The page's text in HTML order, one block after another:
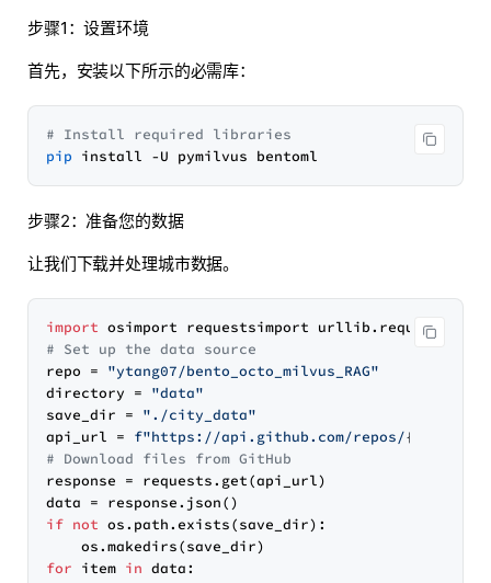
步骤1：设置环境
首先，安装以下所示的必需库：
# Install required libraries
pip
步骤2：准备您的数据
让我们下载并处理城市数据。
import
# Set up the data source
repo = "ytang07/bento_octo_milvus_RAG"
directory = "data"
save_dir = "./city_data"
api_url = f"https://api.github.com/repos/{repo}
# Download files from GitHub
response = requests.get(api_url)
if not os.path.exists(save_dir):
for item in data: